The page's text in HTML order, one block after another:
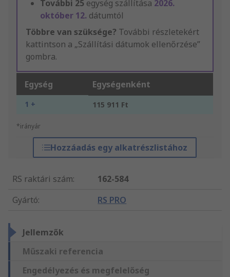
További 25 egység szállítása 2026.
október 12. dátumtól
Többre van szüksége? További részletekért
kattintson a „Szállítási dátumok ellenőrzése”
gombra.
Egység Egységenként
1 + 115 911 Ft
*irányár
Hozzáadás egy alkatrészlistához
RS raktári szám:
162-584
Gyártó: RS PRO
Jellemzők
Műszaki referencia
Engedélyezés és megfelelőség